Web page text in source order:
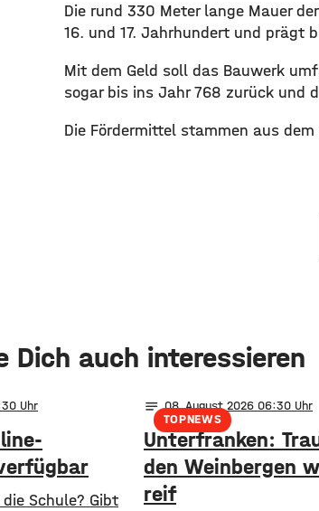
Die rund 330 Meter lange Mauer
16. und 17. Jahrhundert und prägt
Mit dem Geld soll das Bauwerk
sogar bis ins Jahr 768 zurück und
Die Fördermittel stammen aus
Dich auch interessieren
Schule? Gibt
TOPNEWS
notes 08. August 2026 06:30
Unterfranken:
den Weinbergen
reif